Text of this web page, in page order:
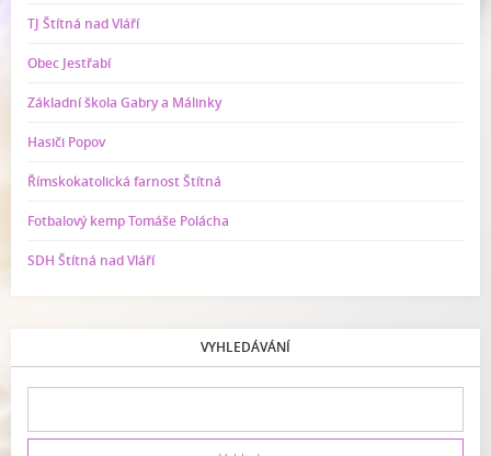
TJ Štítná nad Vláří
Obec Jestřabí
Základní škola Gabry a Málinky
Hasiči Popov
Římskokatolická farnost Štítná
Fotbalový kemp Tomáše Polácha
SDH Štítná nad Vláří
VYHLEDÁVÁNÍ